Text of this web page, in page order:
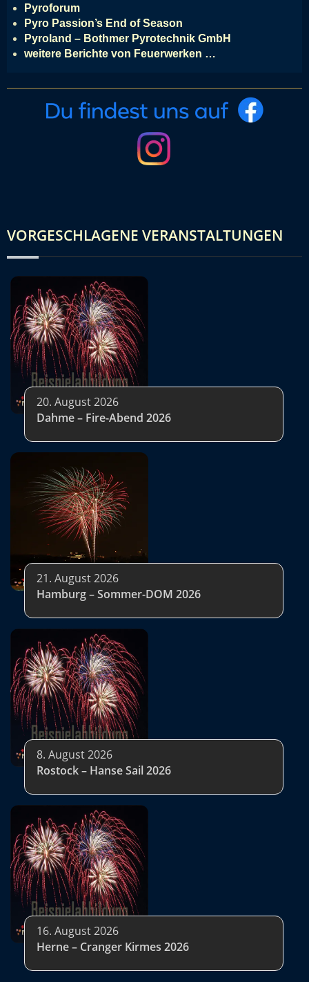
Pyroforum
Pyro Passion’s End of Season
Pyroland – Bothmer Pyrotechnik GmbH
weitere Berichte von Feuerwerken …
VORGESCHLAGENE VERANSTALTUNGEN
20. August 2026
Dahme – Fire-Abend 2026
21. August 2026
Hamburg – Sommer-DOM 2026
8. August 2026
Rostock – Hanse Sail 2026
16. August 2026
Herne – Cranger Kirmes 2026